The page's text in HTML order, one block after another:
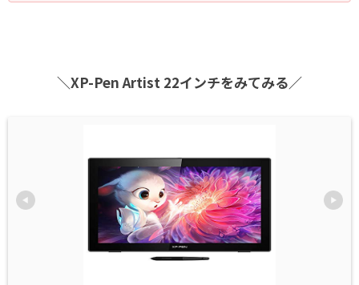
＼XP-Pen Artist 22インチをみてみる／